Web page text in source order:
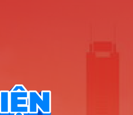
Ngôn ngữ Hàn Quốc; 5) Quản trị
Quản trị khách sạn; 7) Quản trị
8) Khoa học máy tính; 9) Quản
sản; 11) Quản lý tài nguyên và
doanh; 13) Thiết kế đồ hoạ; 14)
tin; 16) Kế toán; 17) Du lịch